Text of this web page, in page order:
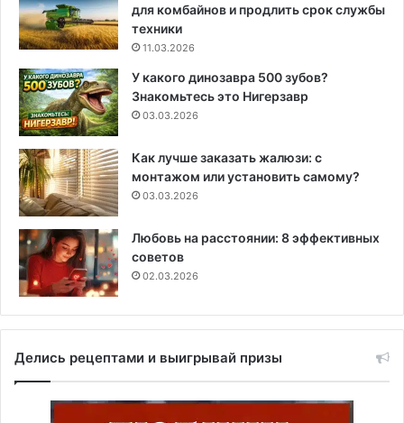
для комбайнов и продлить срок службы
техники
11.03.2026
У какого динозавра 500 зубов?
Знакомьтесь это Нигерзавр
03.03.2026
Как лучше заказать жалюзи: с
монтажом или установить самому?
03.03.2026
Любовь на расстоянии: 8 эффективных
советов
02.03.2026
Делись рецептами и выигрывай призы